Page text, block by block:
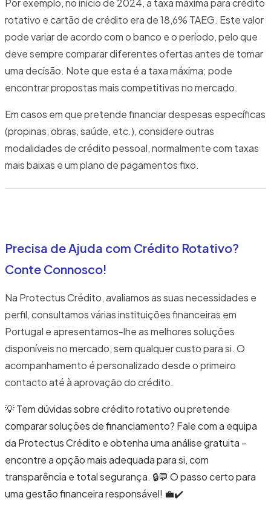
rotativo e cartão de crédito era de 18,6% TAEG. Este valor
pode variar de acordo com o banco e o período, pelo que
deve sempre comparar diferentes ofertas antes de tomar
uma decisão. Note que esta é a taxa máxima; pode
encontrar propostas mais competitivas no mercado.
Em casos em que pretende financiar despesas específicas
(propinas, obras, saúde, etc.), considere outras
modalidades de crédito pessoal, normalmente com taxas
mais baixas e um plano de pagamentos fixo.
Precisa de Ajuda com Crédito Rotativo?
Conte Connosco!
Na Protectus Crédito, avaliamos as suas necessidades e
perfil, consultamos várias instituições financeiras em
Portugal e apresentamos-lhe as melhores soluções
disponíveis no mercado, sem qualquer custo para si. O
acompanhamento é personalizado desde o primeiro
contacto até à aprovação do crédito.
💡 Tem dúvidas sobre crédito rotativo ou pretende
comparar soluções de financiamento? Fale com a equipa
da Protectus Crédito e obtenha uma análise gratuita –
encontre a opção mais adequada para si, com
transparência e total segurança. 🔒💬 O passo certo para
uma gestão financeira responsável! 💼✔️